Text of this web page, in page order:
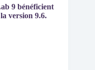
9 bénéficient
version 9.6.